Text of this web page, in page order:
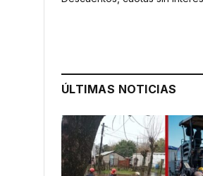
ÚLTIMAS NOTICIAS